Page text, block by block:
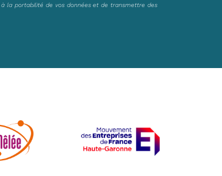
à la portabilité de vos données et de transmettre des